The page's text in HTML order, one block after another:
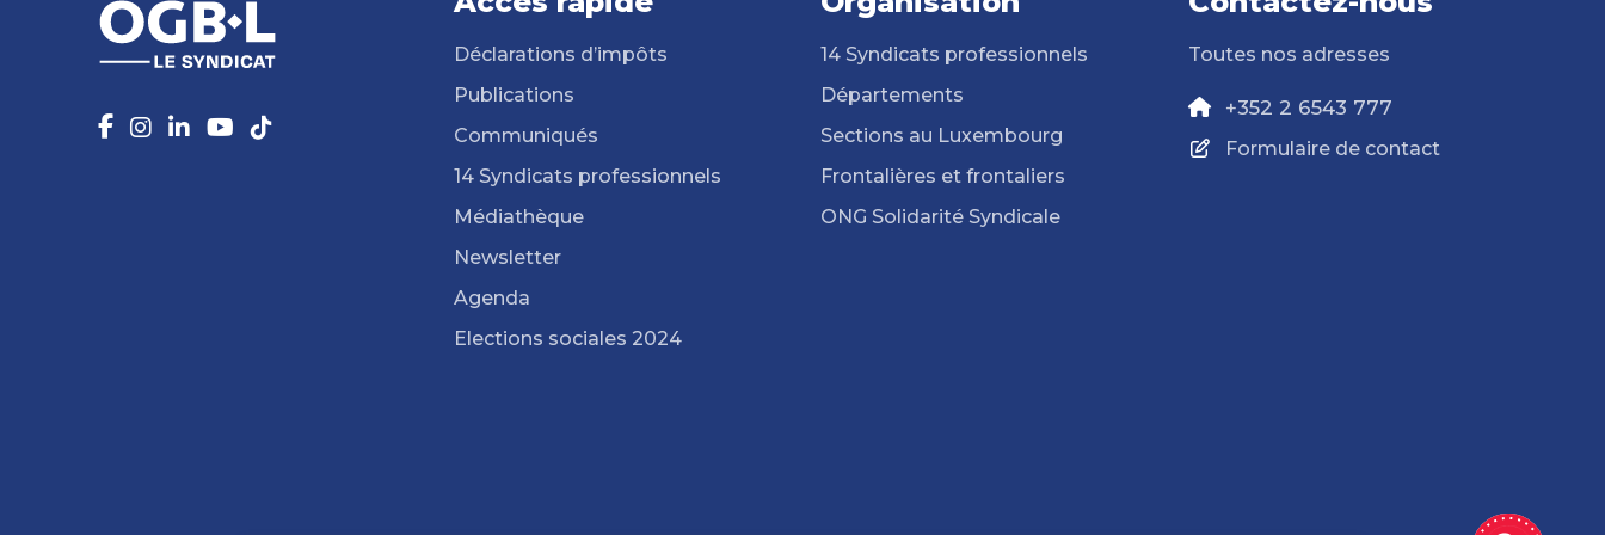
Déclarations d’impôts
Publications
Communiqués
14 Syndicats professionnels
Médiathèque
Newsletter
Agenda
Elections sociales 2024
14 Syndicats professionnels
Départements
Sections au Luxembourg
Frontalières et frontaliers
ONG Solidarité Syndicale
Toutes nos adresses
+352 2 6543 777
Formulaire de contact